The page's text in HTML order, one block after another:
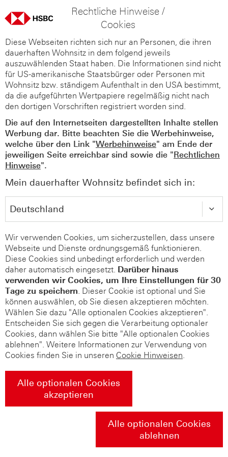
Rechtliche Hinweise /
Cookies
Diese Webseiten richten sich nur an Personen, die ihren
dauerhaften Wohnsitz in dem folgend jeweils
auszuwählenden Staat haben. Die Informationen sind nicht
für US-amerikanische Staatsbürger oder Personen mit
Wohnsitz bzw. ständigem Aufenthalt in den USA bestimmt,
da die aufgeführten Wertpapiere regelmäßig nicht nach
den dortigen Vorschriften registriert worden sind.
Die auf den Internetseiten dargestellten Inhalte stellen
Werbung dar. Bitte beachten Sie die Werbehinweise,
welche über den Link "Werbehinweise" am Ende der
jeweiligen Seite erreichbar sind sowie die "Rechtlichen
Hinweise".
Mein dauerhafter Wohnsitz befindet sich in:
Wir verwenden Cookies, um sicherzustellen, dass unsere
Webseite und Dienste ordnungsgemäß funktionieren.
Diese Cookies sind unbedingt erforderlich und werden
daher automatisch eingesetzt. Darüber hinaus
verwenden wir Cookies, um Ihre Einstellungen für 30
Tage zu speichern. Dieser Cookie ist optional und Sie
können auswählen, ob Sie diesen akzeptieren möchten.
Wählen Sie dazu "Alle optionalen Cookies akzeptieren".
Entscheiden Sie sich gegen die Verarbeitung optionaler
Cookies, dann wählen Sie bitte "Alle optionalen Cookies
ablehnen". Weitere Informationen zur Verwendung von
Cookies finden Sie in unseren Cookie Hinweisen.
Alle optionalen Cookies
akzeptieren
Alle optionalen Cookies
ablehnen